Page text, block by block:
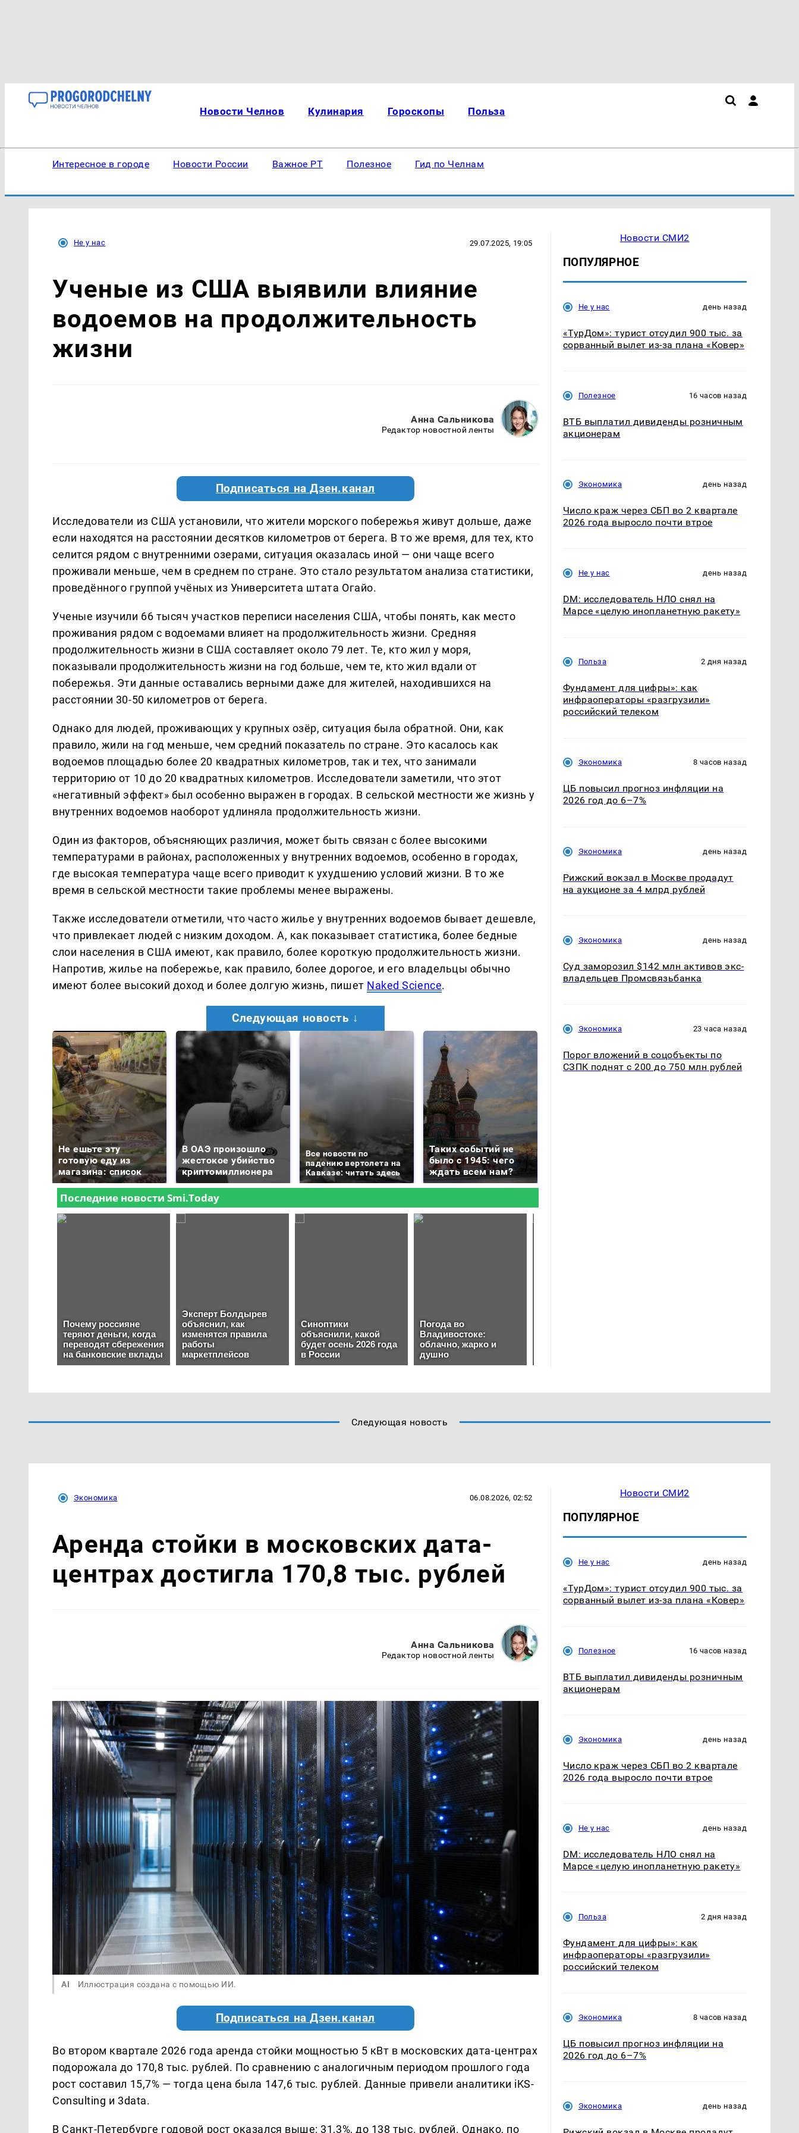
Новости Челнов Кулинария Гороскопы Польза
Интересное в городе Новости России Важное РТ Полезное Гид по Челнам
Не у нас 29.07.2025, 19:05
Ученые из США выявили влияние
водоемов на продолжительность
жизни
Анна Сальникова
Редактор новостной ленты
Подписаться на Дзен.канал
Исследователи из США установили, что жители морского побережья живут дольше, даже
если находятся на расстоянии десятков километров от берега. В то же время, для тех, кто
селится рядом с внутренними озерами, ситуация оказалась иной — они чаще всего
проживали меньше, чем в среднем по стране. Это стало результатом анализа статистики,
проведённого группой учёных из Университета штата Огайо.
Ученые изучили 66 тысяч участков переписи населения США, чтобы понять, как место
проживания рядом с водоемами влияет на продолжительность жизни. Средняя
продолжительность жизни в США составляет около 79 лет. Те, кто жил у моря,
показывали продолжительность жизни на год больше, чем те, кто жил вдали от
побережья. Эти данные оставались верными даже для жителей, находившихся на
расстоянии 30-50 километров от берега.
Однако для людей, проживающих у крупных озёр, ситуация была обратной. Они, как
правило, жили на год меньше, чем средний показатель по стране. Это касалось как
водоемов площадью более 20 квадратных километров, так и тех, что занимали
территорию от 10 до 20 квадратных километров. Исследователи заметили, что этот
«негативный эффект» был особенно выражен в городах. В сельской местности же жизнь у
внутренних водоемов наоборот удлиняла продолжительность жизни.
Один из факторов, объясняющих различия, может быть связан с более высокими
температурами в районах, расположенных у внутренних водоемов, особенно в городах,
где высокая температура чаще всего приводит к ухудшению условий жизни. В то же
время в сельской местности такие проблемы менее выражены.
Также исследователи отметили, что часто жилье у внутренних водоемов бывает дешевле,
что привлекает людей с низким доходом. А, как показывает статистика, более бедные
слои населения в США имеют, как правило, более короткую продолжительность жизни.
Напротив, жилье на побережье, как правило, более дорогое, и его владельцы обычно
имеют более высокий доход и более долгую жизнь, пишет Naked Science.
Следующая новость ↓
Не ешьте эту
готовую еду из
магазина: список
В ОАЭ произошло
жестокое убийство
криптомиллионера
Все новости по
падению вертолета на
Кавказе: читать здесь
Таких событий не
было с 1945: чего
ждать всем нам?
Новости СМИ2
ПОПУЛЯРНОЕ
Не у нас день назад
«ТурДом»: турист отсудил 900 тыс. за
сорванный вылет из-за плана «Ковер»
Полезное 16 часов назад
ВТБ выплатил дивиденды розничным
акционерам
Экономика день назад
Число краж через СБП во 2 квартале
2026 года выросло почти втрое
Не у нас день назад
DM: исследователь НЛО снял на
Марсе «целую инопланетную ракету»
Польза 2 дня назад
Фундамент для цифры»: как
инфраоператоры «разгрузили»
российский телеком
Экономика 8 часов назад
ЦБ повысил прогноз инфляции на
2026 год до 6–7%
Экономика день назад
Рижский вокзал в Москве продадут
на аукционе за 4 млрд рублей
Экономика день назад
Суд заморозил $142 млн активов экс-
владельцев Промсвязьбанка
Экономика 23 часа назад
Порог вложений в соцобъекты по
СЗПК поднят с 200 до 750 млн рублей
Следующая новость
Экономика 06.08.2026, 02:52
Аренда стойки в московских дата-
центрах достигла 170,8 тыс. рублей
Анна Сальникова
Редактор новостной ленты
AI Иллюстрация создана с помощью ИИ.
Подписаться на Дзен.канал
Во втором квартале 2026 года аренда стойки мощностью 5 кВт в московских дата-центрах
подорожала до 170,8 тыс. рублей. По сравнению с аналогичным периодом прошлого года
рост составил 15,7% — тогда цена была 147,6 тыс. рублей. Данные привели аналитики iKS-
Consulting и 3data.
В Санкт-Петербурге годовой рост оказался выше: 31,3%, до 138 тыс. рублей. Однако, по
Новости СМИ2
ПОПУЛЯРНОЕ
Не у нас день назад
«ТурДом»: турист отсудил 900 тыс. за
сорванный вылет из-за плана «Ковер»
Полезное 16 часов назад
ВТБ выплатил дивиденды розничным
акционерам
Экономика день назад
Число краж через СБП во 2 квартале
2026 года выросло почти втрое
Не у нас день назад
DM: исследователь НЛО снял на
Марсе «целую инопланетную ракету»
Польза 2 дня назад
Фундамент для цифры»: как
инфраоператоры «разгрузили»
российский телеком
Экономика 8 часов назад
ЦБ повысил прогноз инфляции на
2026 год до 6–7%
Экономика день назад